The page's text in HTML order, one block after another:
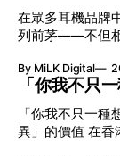
在眾多耳機品牌
列前茅——不但相
VGP 金獎，也是
By MiLK Digital
「你我不只
「你我不只一種想像」 「無限亮」邀請觀
異」的價值 在香港，每年二、三月的春季，一個名字低調但